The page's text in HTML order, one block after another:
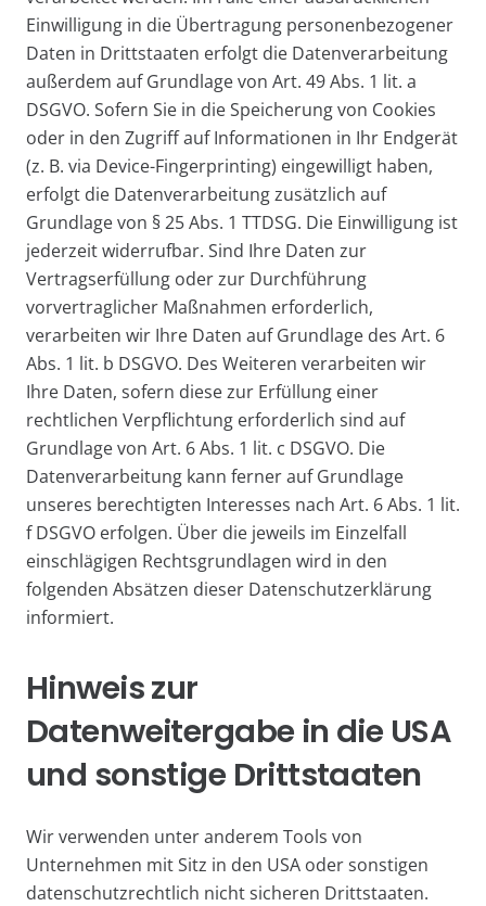
Einwilligung in die Übertragung personenbezogener
Daten in Drittstaaten erfolgt die Datenverarbeitung
außerdem auf Grundlage von Art. 49 Abs. 1 lit. a
DSGVO. Sofern Sie in die Speicherung von Cookies
oder in den Zugriff auf Informationen in Ihr Endgerät
(z. B. via Device-Fingerprinting) eingewilligt haben,
erfolgt die Datenverarbeitung zusätzlich auf
Grundlage von § 25 Abs. 1 TTDSG. Die Einwilligung ist
jederzeit widerrufbar. Sind Ihre Daten zur
Vertragserfüllung oder zur Durchführung
vorvertraglicher Maßnahmen erforderlich,
verarbeiten wir Ihre Daten auf Grundlage des Art. 6
Abs. 1 lit. b DSGVO. Des Weiteren verarbeiten wir
Ihre Daten, sofern diese zur Erfüllung einer
rechtlichen Verpflichtung erforderlich sind auf
Grundlage von Art. 6 Abs. 1 lit. c DSGVO. Die
Datenverarbeitung kann ferner auf Grundlage
unseres berechtigten Interesses nach Art. 6 Abs. 1 lit.
f DSGVO erfolgen. Über die jeweils im Einzelfall
einschlägigen Rechtsgrundlagen wird in den
folgenden Absätzen dieser Datenschutzerklärung
informiert.
Hinweis zur
Datenweitergabe in die USA
und sonstige Drittstaaten
Wir verwenden unter anderem Tools von
Unternehmen mit Sitz in den USA oder sonstigen
datenschutzrechtlich nicht sicheren Drittstaaten.